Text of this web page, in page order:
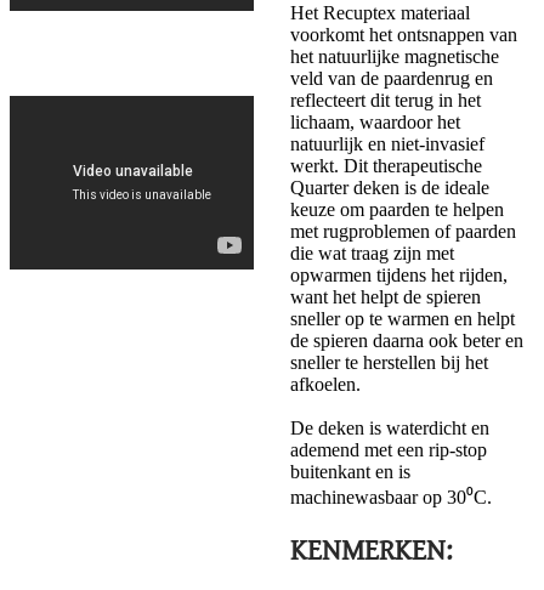
Het Recuptex materiaal
voorkomt het ontsnappen van
het natuurlijke magnetische
veld van de paardenrug en
reflecteert dit terug in het
lichaam, waardoor het
natuurlijk en niet-invasief
werkt. Dit therapeutische
Quarter deken is de ideale
keuze om paarden te helpen
met rugproblemen of paarden
die wat traag zijn met
opwarmen tijdens het rijden,
want het helpt de spieren
sneller op te warmen en helpt
de spieren daarna ook beter en
sneller te herstellen bij het
afkoelen.
De deken is waterdicht en
ademend met een rip-stop
buitenkant en is
machinewasbaar op 30⁰C.
KENMERKEN: